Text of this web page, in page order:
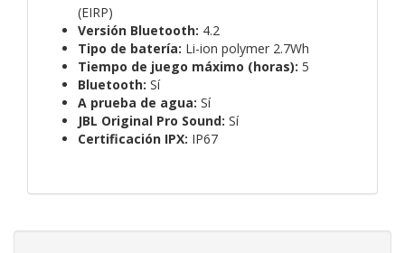
(EIRP)
Versión Bluetooth: 4.2
Tipo de batería: Li-ion polymer 2.7Wh
Tiempo de juego máximo (horas): 5
Bluetooth: Sí
A prueba de agua: Sí
JBL Original Pro Sound: Sí
Certificación IPX: IP67